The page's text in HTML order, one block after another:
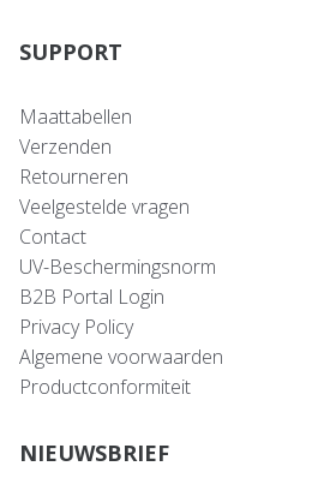
SUPPORT
Maattabellen
Verzenden
Retourneren
Veelgestelde vragen
Contact
UV-Beschermingsnorm
B2B Portal Login
Privacy Policy
Algemene voorwaarden
Productconformiteit
NIEUWSBRIEF